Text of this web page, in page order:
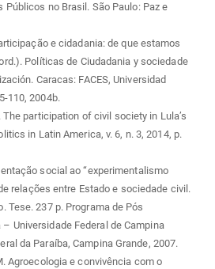
Públicos no Brasil. São Paulo: Paz e
e cidadania: de que estamos
Políticas de Ciudadania y sociedade
Caracas: FACES, Universidad
110, 2004b.
The participation of civil society in Lula’s
in Latin America, v. 6, n. 3, 2014, p.
social ao “experimentalismo
relações entre Estado e sociedade civil.
Tese. 237 p. Programa de Pós
Universidade Federal de Campina
da Paraíba, Campina Grande, 2007.
Agroecologia e convivência com o